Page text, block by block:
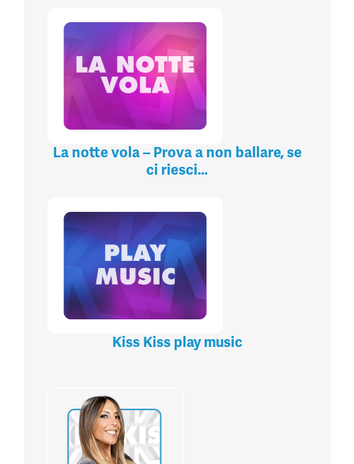
La notte vola – Prova a non ballare, se
ci riesci…
Kiss Kiss play music